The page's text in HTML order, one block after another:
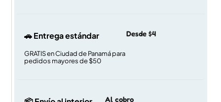
🚗 Entrega estándar
GRATIS en Ciudad de Panamá para
pedidos mayores de $50
Desde $4
Al cobro